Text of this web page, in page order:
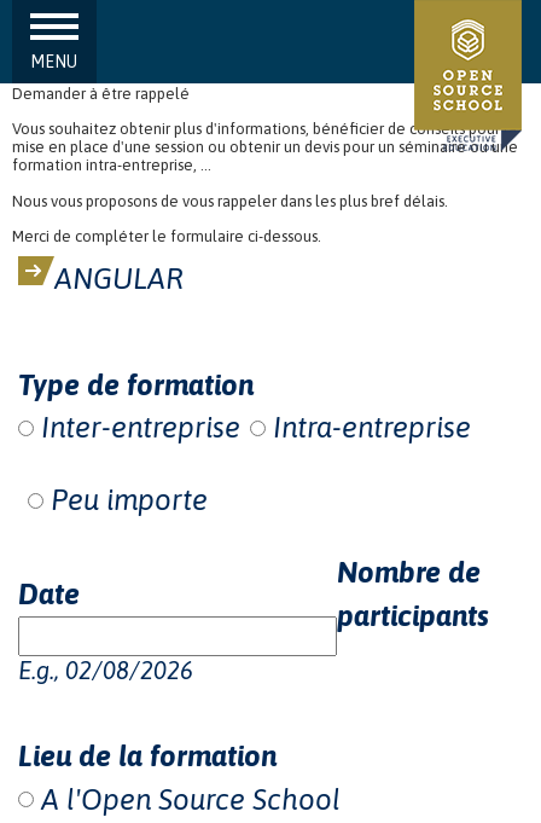
Aller au contenu principal
MENU
Demander à être rappelé
Vous souhaitez obtenir plus d'informations, bénéficier de conseils pour la
mise en place d'une session ou obtenir un devis pour un séminaire ou une
formation intra-entreprise, ...
Nous vous proposons de vous rappeler dans les plus bref délais.
Merci de compléter le formulaire ci-dessous.
ANGULAR
Type de formation
Inter-entreprise
Intra-entreprise
Peu importe
Date
E.g., 02/08/2026
Lieu de la formation
A l'Open Source School
Nombre de
participants